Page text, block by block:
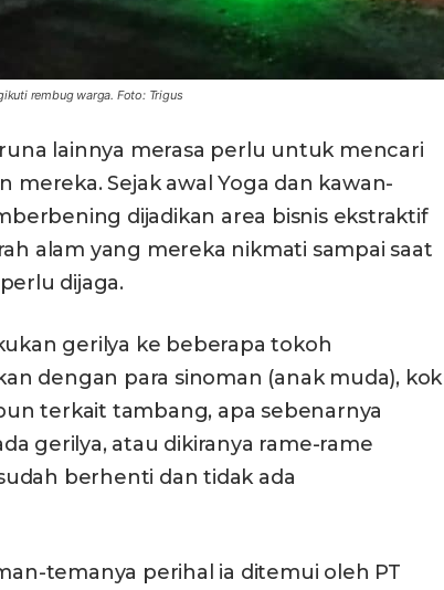
rembug warga. Foto: Trigus
lainnya merasa perlu untuk mencari
Sejak awal Yoga dan kawan-
dijadikan area bisnis ekstraktif
alam yang mereka nikmati sampai saat
dijaga.
gerilya ke beberapa tokoh
dengan para sinoman (anak muda), kok
terkait tambang, apa sebenarnya
gerilya, atau dikiranya rame-rame
berhenti dan tidak ada
temanya perihal ia ditemui oleh PT